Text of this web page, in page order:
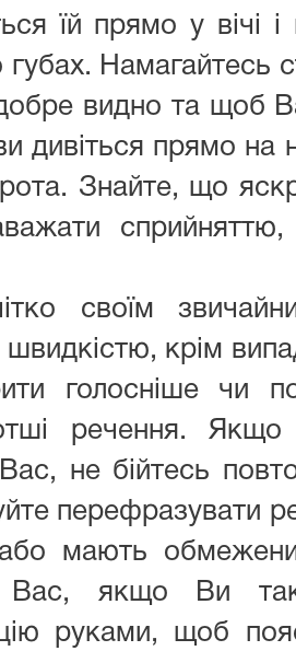
їй прямо у вічі
губах. Намагайтесь
видно та щоб
дивіться прямо на
Знайте, що
чітко своїм
крім
голосніше чи
речення.
Вас, не бійтесь
перефразувати
мають
Вас, якщо Ви
руками, щоб